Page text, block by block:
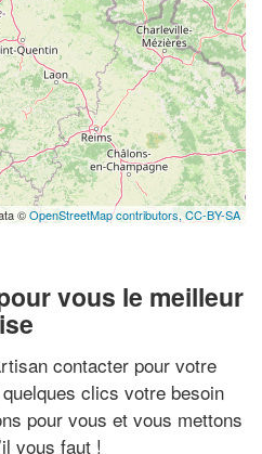
©OpenStreetMap contributors, CC-BY-SA
vous le meilleur
contacter pour votre
clics votre besoin
pour vous et vous mettons
vous faut !